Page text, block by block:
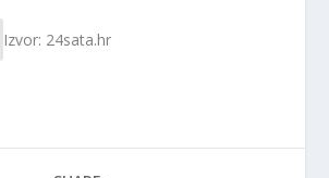
Izvor: 24sata.hr